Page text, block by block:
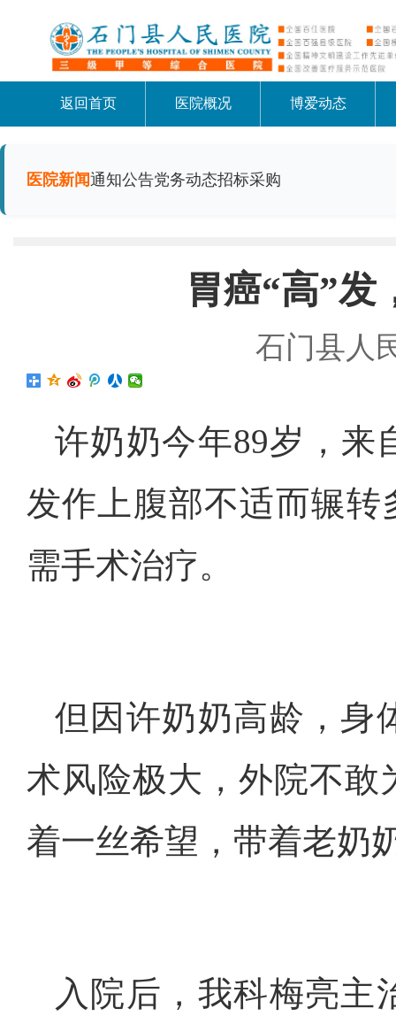
返回首页 医院概况 博爱动态
医院新闻通知公告党务动态招标采购
胃癌“高”发
石门县人
许奶奶今年89岁，来
发作上腹部不适而辗转
需手术治疗。
但因许奶奶高龄，身
术风险极大，外院不敢
着一丝希望，带着老奶
入院后，我科梅亮主